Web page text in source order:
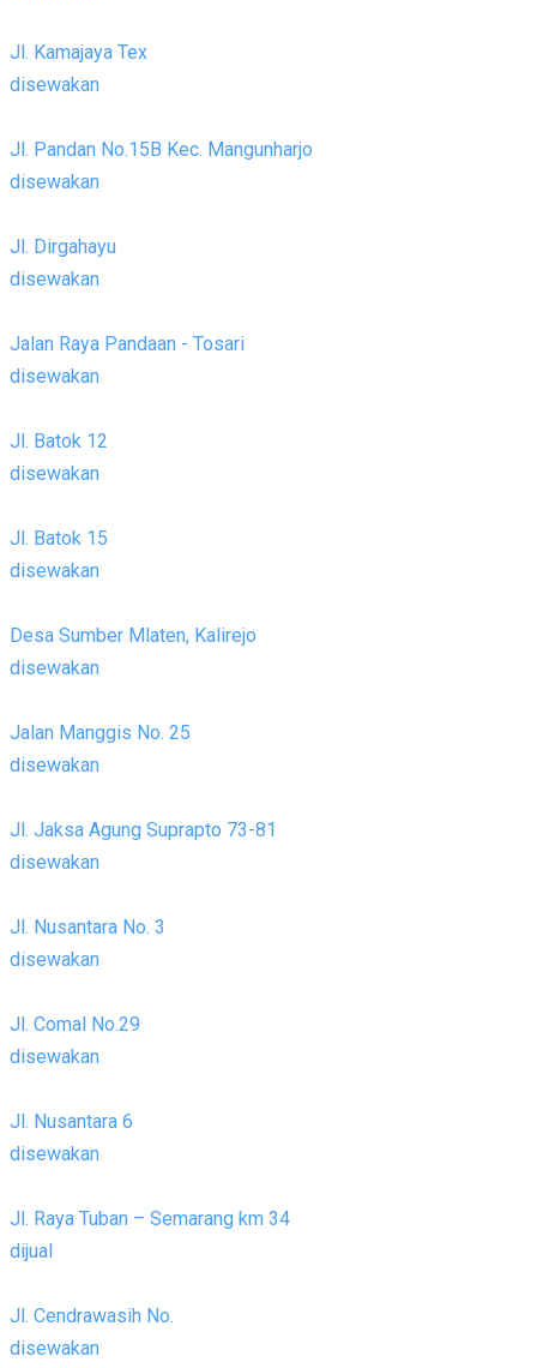
Jl. Kamajaya Tex
disewakan
Jl. Pandan No.15B Kec. Mangunharjo
disewakan
Jl. Dirgahayu
disewakan
Jalan Raya Pandaan - Tosari
disewakan
Jl. Batok 12
disewakan
Jl. Batok 15
disewakan
Desa Sumber Mlaten, Kalirejo
disewakan
Jalan Manggis No. 25
disewakan
Jl. Jaksa Agung Suprapto 73-81
disewakan
Jl. Nusantara No. 3
disewakan
Jl. Comal No.29
disewakan
Jl. Nusantara 6
disewakan
Jl. Raya Tuban – Semarang km 34
dijual
Jl. Cendrawasih No.
disewakan